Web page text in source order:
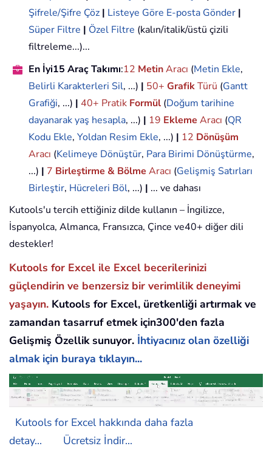
Şifrele/Şifre Çöz | Listeye Göre E-posta Gönder |
Süper Filtre | Özel Filtre (kalın/italik/üstü çizili
filtreleme...)...
En İyi15 Araç Takımı:12 MetinAracı (Metin Ekle,
Belirli Karakterleri Sil, ...) | 50+ GrafikTürü (Gantt
Grafiği, ...) | 40+ Pratik Formül (Doğum tarihine
dayanarak yaş hesapla, ...) | 19 Ekleme Aracı (QR
Kodu Ekle, Yoldan Resim Ekle, ...) | 12 Dönüşüm
Aracı (Kelimeye Dönüştür, Para Birimi Dönüştürme,
...) | 7 Birleştirme & Bölme Aracı (Gelişmiş Satırları
Birleştir, Hücreleri Böl, ...) | ... ve dahası
Kutools'u tercih ettiğiniz dilde kullanın – İngilizce,
İspanyolca, Almanca, Fransızca, Çince ve40+ diğer dili
destekler!
Kutools for Excel ile Excel becerilerinizi
güçlendirin ve benzersiz bir verimlilik deneyimi
yaşayın. Kutools for Excel, üretkenliği artırmak ve
zamandan tasarruf etmek için300'den fazla
Gelişmiş Özellik sunuyor. İhtiyacınız olan özelliği
almak için buraya tıklayın...
Kutools for Excel hakkında daha fazla
detay...
Ücretsiz İndir...